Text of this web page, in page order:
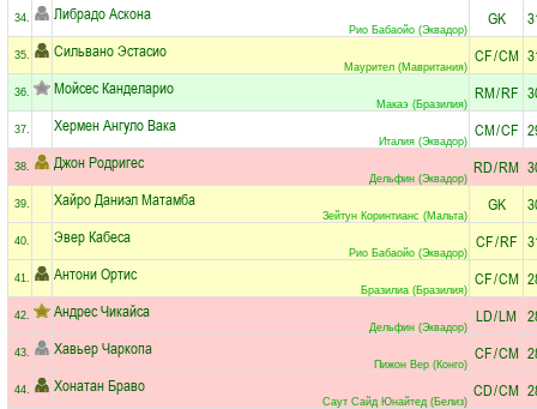
34. Либрадо Аскона
Рио Бабаойо (Эквадор)
GK
35. Сильвано Эстасио
Маурител (Мавритания)
CF/CM
36. Мойсес Канделарио
Макаэ (Бразилия)
RM/RF
37. Хермен Ангуло Вака
Италия (Эквадор)
CM/CF
38. Джон Родригес
Дельфин (Эквадор)
RD/RM
39. Хайро Даниэл Матамба
Зейтун Коринтианс (Мальта)
GK
40. Эвер Кабеса
Рио Бабаойо (Эквадор)
CF/RF
41. Антони Ортис
Бразилиа (Бразилия)
CF/CM
42. Андрес Чикайса
Дельфин (Эквадор)
LD/LM
43. Хавьер Чаркопа
Пижон Вер (Конго)
CF/CM
44. Хонатан Браво
Саут Сайд Юнайтед (Белиз)
CD/CM